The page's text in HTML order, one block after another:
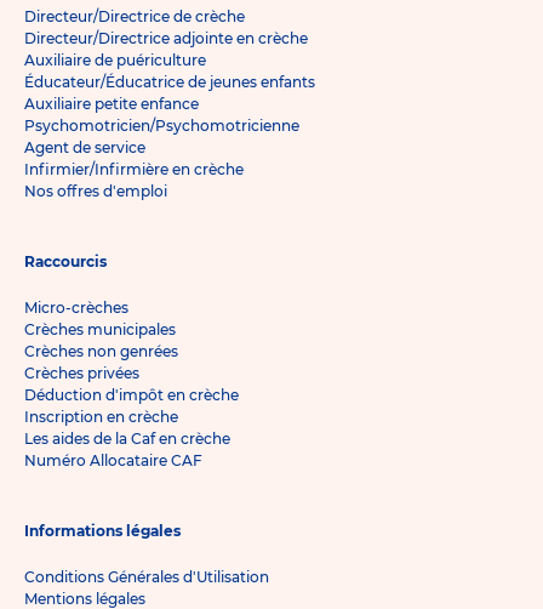
Directeur/Directrice de crèche
Directeur/Directrice adjointe en crèche
Auxiliaire de puériculture
Éducateur/Éducatrice de jeunes enfants
Auxiliaire petite enfance
Psychomotricien/Psychomotricienne
Agent de service
Infirmier/Infirmière en crèche
Nos offres d'emploi
Raccourcis
Micro-crèches
Crèches municipales
Crèches non genrées
Crèches privées
Déduction d'impôt en crèche
Inscription en crèche
Les aides de la Caf en crèche
Numéro Allocataire CAF
Informations légales
Conditions Générales d'Utilisation
Mentions légales